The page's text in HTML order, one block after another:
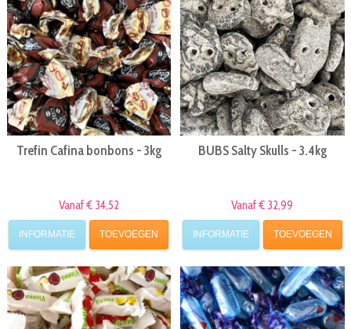
Trefin Cafina bonbons - 3kg
Vanaf € 34,52
INFORMATIE TOEVOEGEN
BUBS Salty Skulls - 3.4kg
Vanaf € 32,99
INFORMATIE TOEVOEGEN